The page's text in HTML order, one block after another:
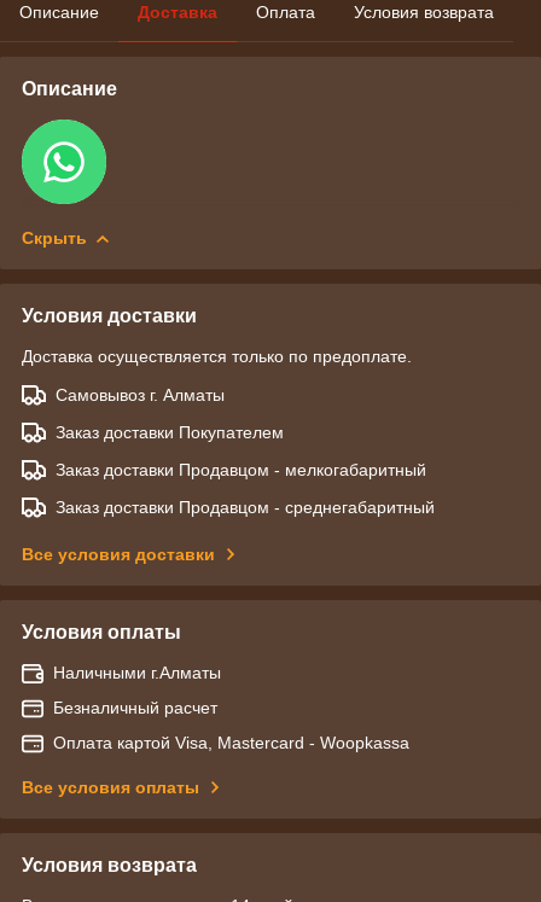
Описание Доставка Оплата Условия возврата
Описание
Скрыть
Условия доставки
Доставка осуществляется только по предоплате.
Самовывоз г. Алматы
Заказ доставки Покупателем
Заказ доставки Продавцом - мелкогабаритный
Заказ доставки Продавцом - среднегабаритный
Все условия доставки
Условия оплаты
Наличными г.Алматы
Безналичный расчет
Оплата картой Visa, Mastercard - Woopkassa
Все условия оплаты
Условия возврата